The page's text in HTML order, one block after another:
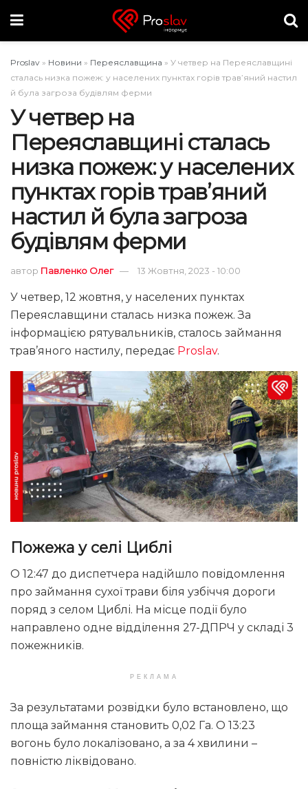
Proslav » Новини » Переяславщина » У четвер на Переяславщині
сталась низка пожеж: у населених пунктах горів трав’яний настил
й була загроза будівлям ферми
У четвер на
Переяславщині сталась
низка пожеж: у населених
пунктах горів трав’яний
настил й була загроза
будівлям ферми
автор Павленко Олег 13 Жовтня, 2023 - 10:00
У четвер, 12 жовтня, у населених пунктах
Переяславщини сталась низка пожеж. За
інформацією рятувальників, сталось займання
трав’яного настилу, передає Proslav.
Пожежа у селі Циблі
О 12:47 до диспетчера надійшло повідомлення
про займання сухої трави біля узбіччя дороги
поряд з селом Циблі. На місце події було
направлено одне відділення 27-ДПРЧ у складі 3
пожежників.
РЕКЛАМА
За результатами розвідки було встановлено, що
площа займання становить 0,02 Га. О 13:23
вогонь було локалізовано, а за 4 хвилини –
повністю ліквідовано.